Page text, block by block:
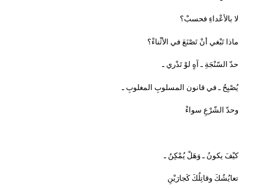
لا بالأعْداءِ فحسبْ؟
ماذا تَبْغي أنْ تَصْنَعَ في الأثْناءْ؟
حدّ السّنْجَةِ ـ آهٍ لوْ تَدْري ـ
يُصْبِحُ ـ في قانون المسلوبِ المغلوبِ ـ
وحدّ الشّرْعِ سواءْ
كيْفَ يكونُ ـ وَهَلْ يُمْكِنُ ـ
تعايُشُكَ وقاتِلُكَ كَجارَيْنِ